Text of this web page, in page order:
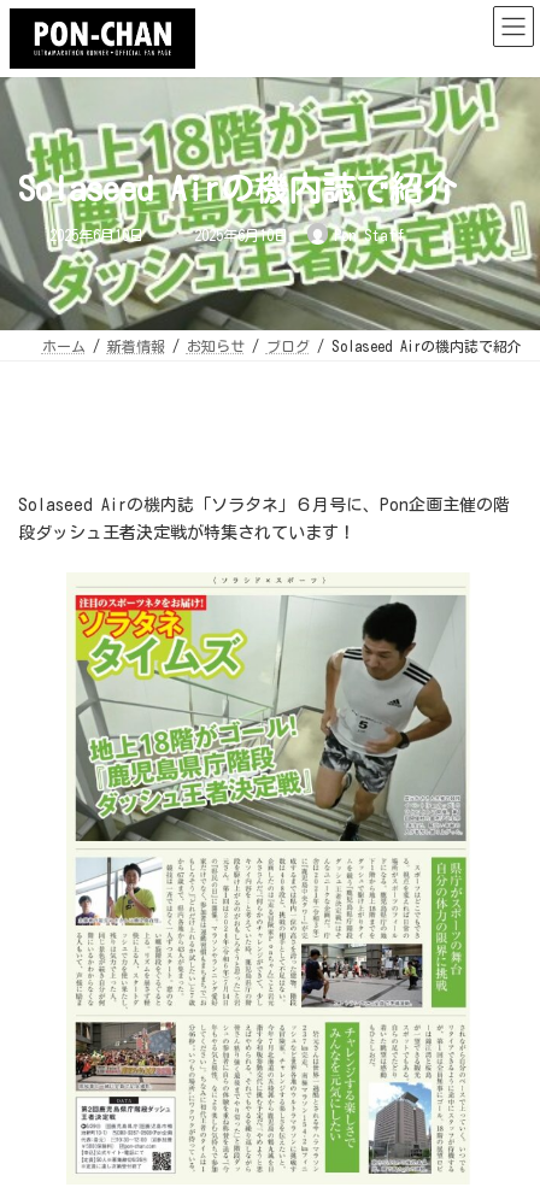
コ
ツ
へ
ス
ナ
シ
ョ
ン
Solaseed Airの機内誌で紹介
2025年6月10日
最
終
更
新
日
時
2025年6月10日 Pon Staff
ホーム 新着情報 お知らせ ブログ Solaseed Airの機内誌で紹介
Solaseed Airの機内誌「ソラタネ」６月号に、Pon企画主催の階
段ダッシュ王者決定戦が特集されています！